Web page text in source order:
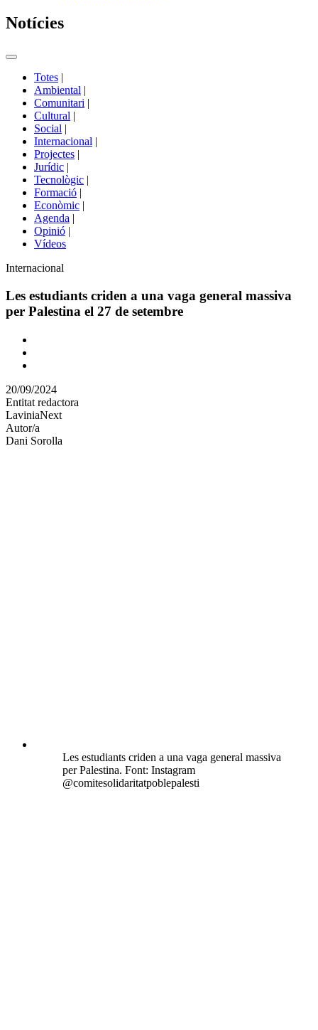
Notícies
Commutador
portals
Totes |
Ambiental |
Comunitari |
Cultural |
Social |
Internacional |
Projectes |
Jurídic |
Tecnològic |
Formació |
Econòmic |
Agenda |
Opinió |
Vídeos
Àmbit
la
notícia
Internacional
Les estudiants criden a una vaga general massiva
per Palestina el 27 de setembre
Comparteix
altres
xarxes
socials
20/09/2024
Entitat redactora
LaviniaNext
Autor/a
Dani Sorolla
Les estudiants criden a una vaga general massiva
per Palestina. Font: Instagram
@comitesolidaritatpoblepalesti